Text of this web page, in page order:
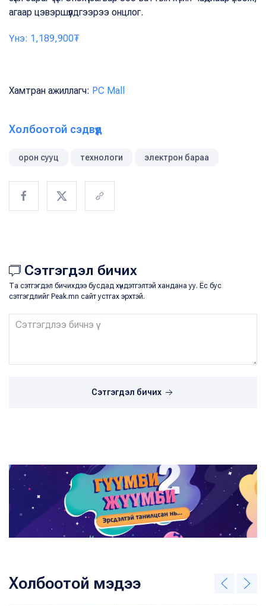
агаар цэвэршүүлдгээрээ онцлог.
Үнэ: 1,189,900₮
Хамтран ажиллагч: PC Mall
Холбоотой сэдвүүд
орон сууц технологи электрон бараа
Сэтгэгдэл бичих
Та сэтгэгдэл бичихдээ бусдад хүндэтгэлтэй хандана уу. Ёс бус
сэтгэгдлийг Peak.mn сайт устгах эрхтэй.
Сэтгэгдэл бичих
Холбоотой мэдээ